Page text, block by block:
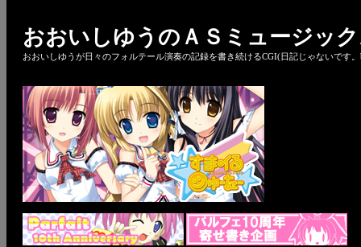
おおいしゆうのＡＳミュージッ
おおいしゆうが日々のフォルテール演奏の記録を書き続けるCGI(日記じゃないです